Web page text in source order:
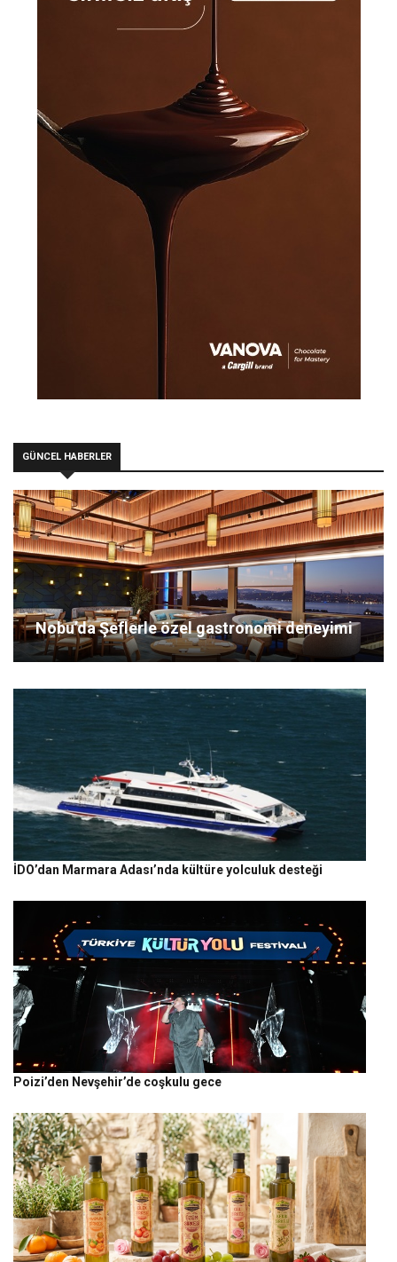
GÜNCEL HABERLER
Nobu’da Şeflerle özel gastronomi deneyimi
İDO’dan Marmara Adası’nda kültüre yolculuk desteği
Poizi’den Nevşehir’de coşkulu gece